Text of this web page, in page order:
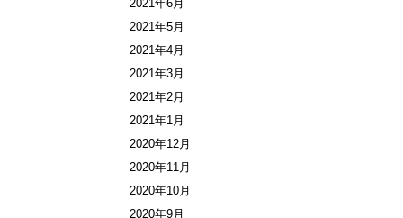
2021年6月
2021年5月
2021年4月
2021年3月
2021年2月
2021年1月
2020年12月
2020年11月
2020年10月
2020年9月